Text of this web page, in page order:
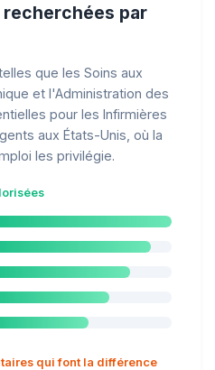
par
que les Soins aux
et l'Administration des
pour les Infirmières
aux États-Unis, où la
les privilégie.
qui font la différence